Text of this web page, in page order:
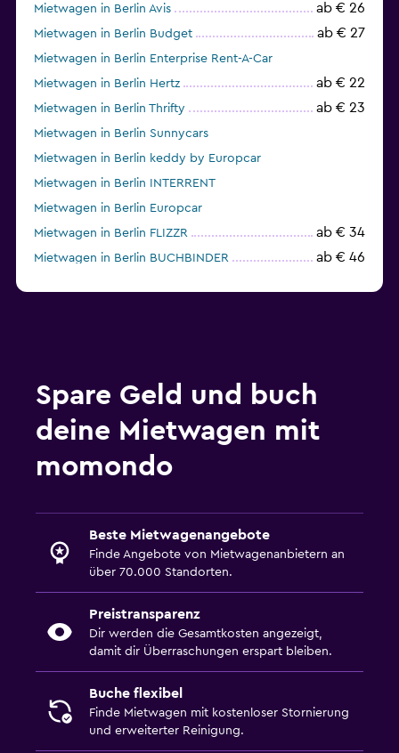
Mietwagen in Berlin Avis ab € 26
Mietwagen in Berlin Budget ab € 27
Mietwagen in Berlin Enterprise Rent-A-Car
Mietwagen in Berlin Hertz
ab € 22
Mietwagen in Berlin Thrifty ab € 23
Mietwagen in Berlin Sunnycars
Mietwagen in Berlin keddy by Europcar
Mietwagen in Berlin INTERRENT
Mietwagen in Berlin Europcar
Mietwagen in Berlin FLIZZR
ab € 34
Mietwagen in Berlin BUCHBINDER ab € 46
Spare Geld und buch
deine Mietwagen mit
momondo
Beste Mietwagenangebote
Finde Angebote von Mietwagenanbietern an
über 70.000 Standorten.
Preistransparenz
Dir werden die Gesamtkosten angezeigt,
damit dir Überraschungen erspart bleiben.
Buche flexibel
Finde Mietwagen mit kostenloser Stornierung
und erweiterter Reinigung.